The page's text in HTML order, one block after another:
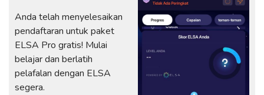
Anda telah menyelesaikan
pendaftaran untuk paket
ELSA Pro gratis! Mulai
belajar dan berlatih
pelafalan dengan ELSA
segera.